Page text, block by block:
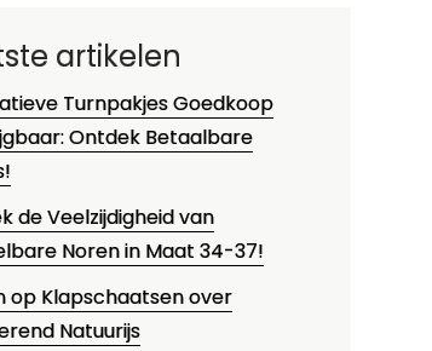
artikelen
Turnpakjes Goedkoop
Ontdek Betaalbare
de Veelzijdigheid van
Noren in Maat 34-37!
op Klapschaatsen over
Natuurijs